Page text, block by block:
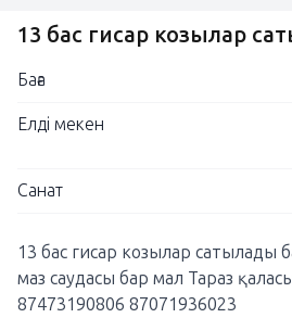
13 бас гисар козылар
Баға
Елді мекен
Санат
13 бас гисар козылар сатылады
маз саудасы бар мал Тараз
87473190806 87071936023